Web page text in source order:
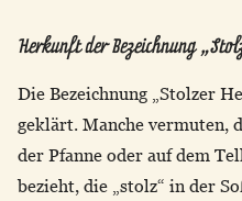
Herkunft der Bezeichnung
Die Bezeichnung „Stolzer
geklärt. Manche vermuten,
der Pfanne oder auf dem
bezieht, die „stolz“ in der